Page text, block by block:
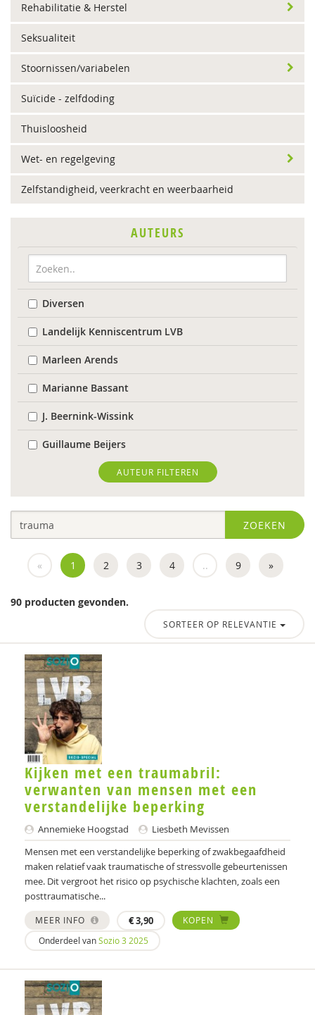
Rehabilitatie & Herstel
Seksualiteit
Stoornissen/variabelen
Suïcide - zelfdoding
Thuisloosheid
Wet- en regelgeving
Zelfstandigheid, veerkracht en weerbaarheid
AUTEURS
Diversen
Landelijk Kenniscentrum LVB
Marleen Arends
Marianne Bassant
J. Beernink-Wissink
Guillaume Beijers
Femke Berends
Anne Bijlsma
Leonieke Boendermaker
Sylvie Boermans
Antoinette Bolscher
Esther Bontekoe
Elsbeth ter Borg
Lute Bos
Jojanneke Bruins
Stynke Castelein
Dorien Claessen
Dirk Corstens
Marcel de Rooij
Martine F. Delfos
Peter Dierinck
Anke van Dijke
Jolanda Douma
prof. dr. Ramón Lindauer
AUTEUR FILTEREN
ZOEKEN
« 1 2 3 4 .. 9 »
90 producten gevonden.
SORTEER OP RELEVANTIE
Kijken met een traumabril:
verwanten van mensen met een
verstandelijke beperking
Annemieke Hoogstad
Liesbeth Mevissen
Mensen met een verstandelijke beperking of zwakbegaafdheid
maken relatief vaak traumatische of stressvolle gebeurtenissen
mee. Dit vergroot het risico op psychische klachten, zoals een
posttraumatische...
MEER INFO €3,90
KOPEN
Onderdeel vanSozio 3 2025